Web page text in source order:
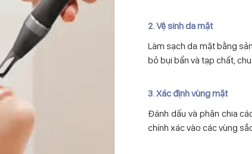
2. Vệ sinh da mặt
Làm sạch da mặt bằng
bỏ bụi bẩn và tạp chất,
3. Xác định vùng mặt
Đánh dấu và phân chia
chính xác vào các vùng